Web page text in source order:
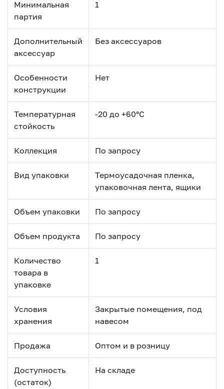
Минимальная
партия
1
Дополнительный
аксессуар
Без аксессуаров
Особенности
конструкции
Нет
Температурная
стойкость
-20 до +60°С
Коллекция По запросу
Вид упаковки
Термоусадочная пленка,
упаковочная лента, ящики
Объем упаковки По запросу
Объем продукта По запросу
Количество
товара в
упаковке
1
Условия
хранения
Закрытые помещения, под
навесом
Продажа Оптом и в розницу
Доступность
(остаток)
На складе